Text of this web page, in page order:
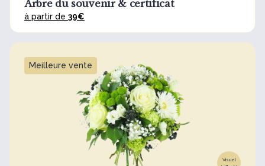
Arbre du souvenir & certificat
à partir de 39€
Meilleure vente
Visuel